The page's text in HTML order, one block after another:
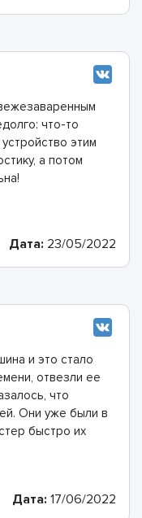
что-то
этим
а потом
Дата: 23/05/2022
и это стало
отвезли ее
что
Они уже были в
быстро их
Дата: 17/06/2022